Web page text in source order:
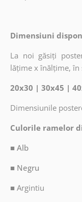
Dimensiuni
La noi găsiți
lățime x înălțime, în
20x30 | 30x45 |
Dimensiunile
Culorile ramelor
■ Alb
■ Negru
■ Argintiu